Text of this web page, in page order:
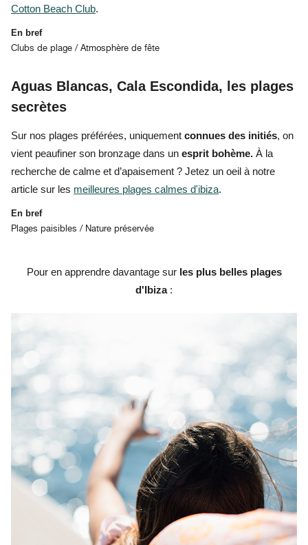
Cotton Beach Club.
En bref
Clubs de plage / Atmosphère de fête
Aguas Blancas, Cala Escondida, les plages
secrètes
Sur nos plages préférées, uniquement connues des initiés, on
vient peaufiner son bronzage dans un esprit bohème. À la
recherche de calme et d’apaisement ? Jetez un oeil à notre
article sur les meilleures plages calmes d'ibiza.
En bref
Plages paisibles / Nature préservée
Pour en apprendre davantage surles plus belles plages
d'Ibiza: